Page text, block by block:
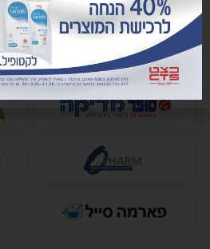
לרכישת מסיכת לקטופיל